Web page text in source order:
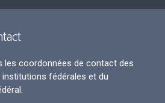
les coordonnées de contact des
fédérales et du